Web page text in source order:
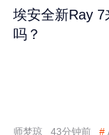
埃安全新Ray
吗？
师梦琼 43分钟前 #